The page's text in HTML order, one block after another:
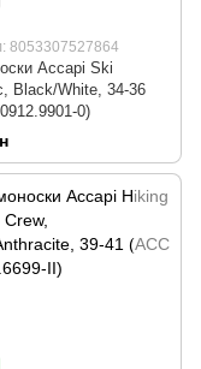
8053307527864
Accapi Ski
Black/White, 34-36
0)